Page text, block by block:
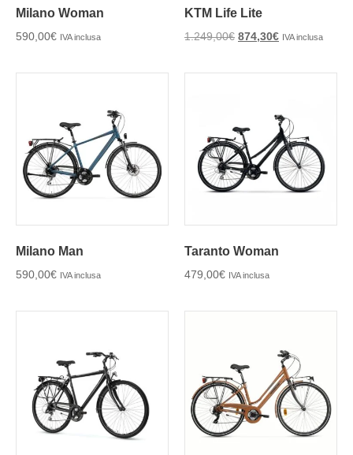
Milano Woman
590,00€ IVA inclusa
KTM Life Lite
1.249,00€ 874,30€ IVA inclusa
Milano Man
590,00€ IVA inclusa
Taranto Woman
479,00€ IVA inclusa